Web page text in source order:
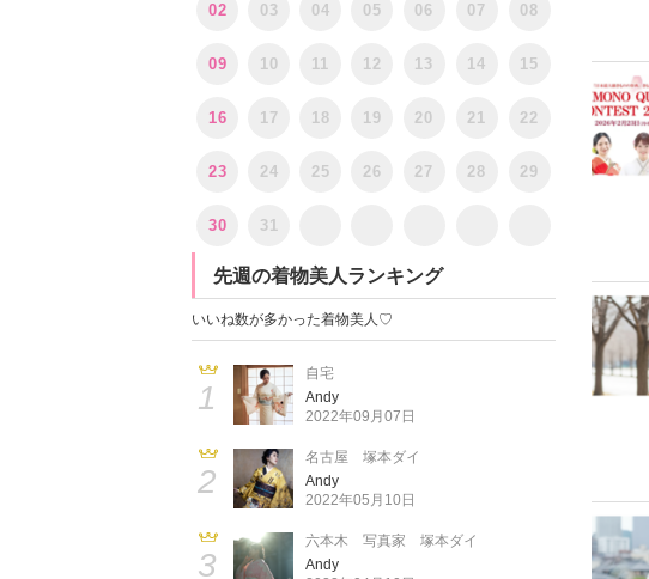
02 03 04 05 06 07 08
09 10 11 12 13 14 15
16 17 18 19 20 21 22
23 24 25 26 27 28 29
30 31
先週の着物美人ランキング
いいね数が多かった着物美人♡
1
自宅
Andy
2022年09月07日
2
名古屋 塚本ダイ
Andy
2022年05月10日
3
六本木 写真家 塚本ダイ
Andy